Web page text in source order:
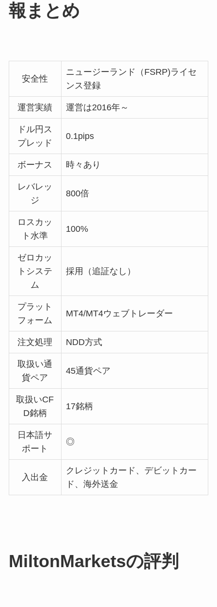
報まとめ
安全性
ニュージーランド（FSRP)ライセ
ンス登録
運営実績 運営は2016年～
ドル円ス
プレッド
0.1pips
ボーナス 時々あり
レバレッ
ジ
800倍
ロスカッ
ト水準
100%
ゼロカッ
トシステ
ム
採用（追証なし）
プラット
フォーム
MT4/MT4ウェブトレーダー
注文処理 NDD方式
取扱い通
貨ペア
45通貨ペア
取扱いCF
D銘柄
17銘柄
日本語サ
ポート
◎
入出金
クレジットカード、デビットカー
ド、 海外送金
MiltonMarketsの評判